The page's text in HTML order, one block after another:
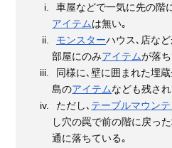
車屋などで一気に先の階
アイテムは無い｡
モンスターハウス､店な
部屋にのみアイテムが落
同様に､壁に囲まれた埋
島のアイテムなども残さ
ただし､ テーブルマウンテ
し穴の罠で前の階に戻っ
通に落ちている｡